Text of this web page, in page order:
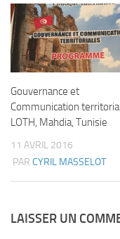
Gouvernance et
Communication
LOTH, Mahdia, Tunisie
11 AVRIL 2016
PAR CYRIL MASSELOT
LAISSER UN